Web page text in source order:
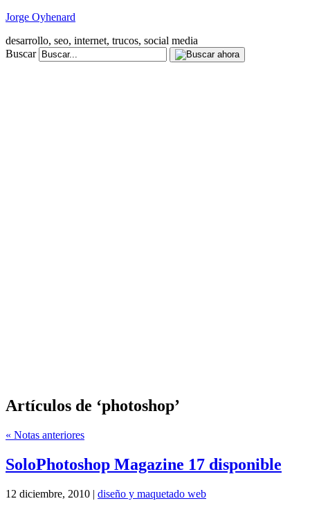
Jorge Oyhenard
desarrollo, seo, internet, trucos, social media
Buscar
Artículos de ‘photoshop’
« Notas anteriores
SoloPhotoshop Magazine 17 disponible
12 diciembre, 2010 | diseño y maquetado web